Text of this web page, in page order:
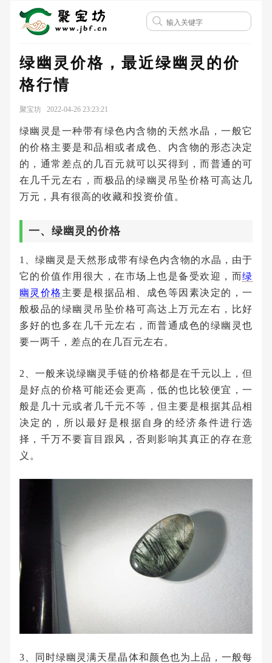
绿幽灵价格，最近绿幽灵的价
格行情
聚宝坊 2022-04-26 23:23:21
绿幽灵是一种带有绿色内含物的天然水晶，一般它
的价格主要是和品相或者成色、内含物的形态决定
的，通常差点的几百元就可以买得到，而普通的可
在几千元左右，而极品的绿幽灵吊坠价格可高达几
万元，具有很高的收藏和投资价值。
一、绿幽灵的价格
1、绿幽灵是天然形成带有绿色内含物的水晶，由于
它的价值作用很大，在市场上也是备受欢迎，而绿
幽灵价格 主要是根据品相、成色等因素决定的，一
般极品的绿幽灵吊坠价格可高达上万元左右，比好
多好的也多在几千元左右，而普通成色的绿幽灵也
要一两千，差点的在几百元左右。
2、一般来说绿幽灵手链的价格都是在千元以上，但
是好点的价格可能还会更高，低的也比较便宜，一
般是几十元或者几千元不等，但主要是根据其品相
决定的，所以最好是根据自身的经济条件进行选
择，千万不要盲目跟风，否则影响其真正的存在意
义。
3、同时绿幽灵满天星晶体和颜色也为上品，一般每